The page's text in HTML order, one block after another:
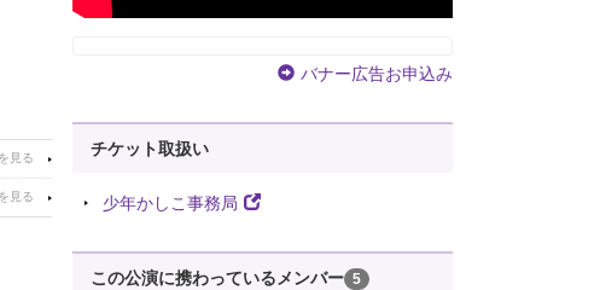
バナー広告お申込み
チケット取扱い
少年かしこ事務局
この公演に携わっているメンバー 5